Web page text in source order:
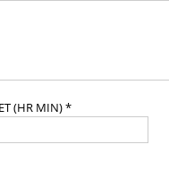
(HR MIN) *